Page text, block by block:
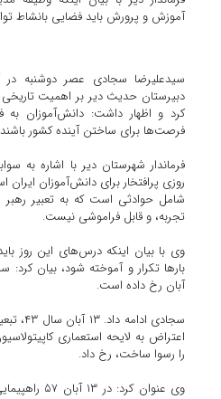
آموزش و پرورش باید فضایی بانشاط
سیدعلیرضا سجادی عصر دوشنبه در
کرد و اظهار داشت: دانش‌آموزان به
فرصت‌ها برای ساختن آینده کشور
روزی پرافتخار برای دانش‌آموزان
شامل حوادثی است که به تعبیر
تجربه، و قابل فراموشی نیست.
وی با بیان اینکه درس‌های این روز
آبان رخ داده است.
سجادی
اعتراض به لایحه استعماری
را رسوا ساخت، رخ داد.
وی عنوان